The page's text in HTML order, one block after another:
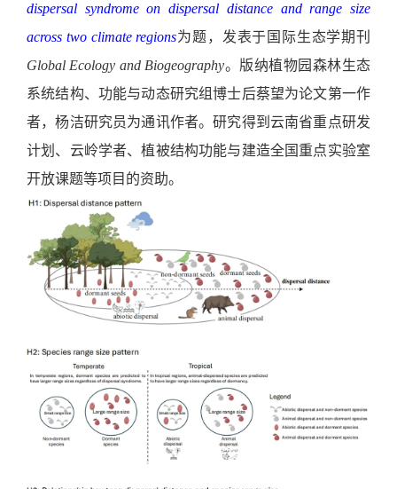
dispersal syndrome on dispersal distance and range size
across two climate regions为题，发表于国际生态学期刊
Global Ecology and Biogeography。版纳植物园森林生态
系统结构、功能与动态研究组博士后蔡望为论文第一作
者，杨洁研究员为通讯作者。研究得到云南省重点研发
计划、云岭学者、植被结构功能与建造全国重点实验室
开放课题等项目的资助。